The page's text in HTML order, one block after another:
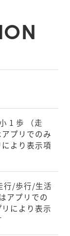
1 歩 （走
プリでのみ
より表示項
行/歩行/生活
アプリでの
により表示